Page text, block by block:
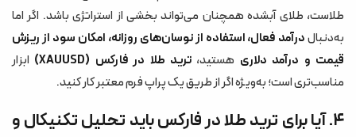
طلاست، طلای آبشده همچنان می‌تواند بخشی از استراتژی باشد. اگر اما
به‌دنبالدرآمد فعال، استفاده از نوسان‌های روزانه، امکان سود از ریزش
قیمت و درآمد دلاری هستید، ترید طلا در فارکس (XAUUSD)
ابزار
مناسب‌تری است؛ به‌ویژه اگر از طریق یک پراپ فرم معتبر کار کنید.
۴. آیا برای ترید طلا در فارکس باید تحلیل تکنیکال و